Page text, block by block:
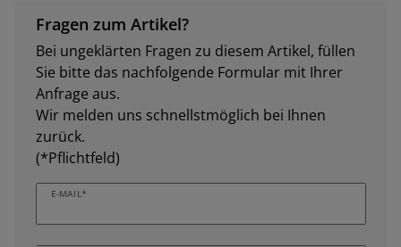
Fragen zum Artikel?
Bei ungeklärten Fragen zu diesem Artikel, füllen
Sie bitte das nachfolgende Formular mit Ihrer
Anfrage aus.
Wir melden uns schnellstmöglich bei Ihnen
zurück.
(*Pflichtfeld)
E-MAIL*